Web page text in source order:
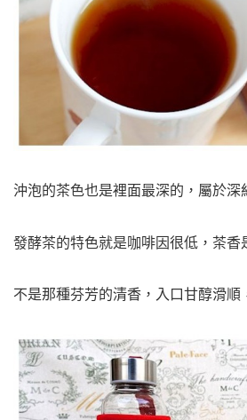
沖泡的茶色也是裡面最深的，屬於深
發酵茶的特色就是咖啡因很低，茶香
不是那種芬芳的清香，入口甘醇滑順